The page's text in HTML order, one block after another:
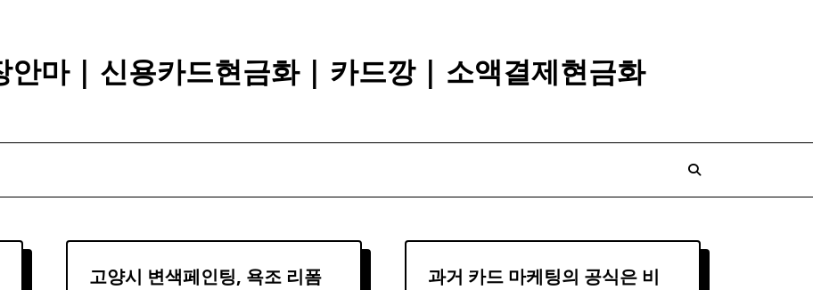
안마 | 신용카드현금화 | 카드깡 | 소액결제현금화
고양시 변색페인팅, 욕조 리폼
과거 카드 마케팅의 공식은 비